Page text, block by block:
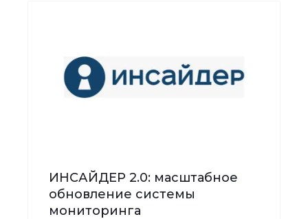
ИНСАЙДЕР 2.0: масштабное
обновление системы
мониторинга